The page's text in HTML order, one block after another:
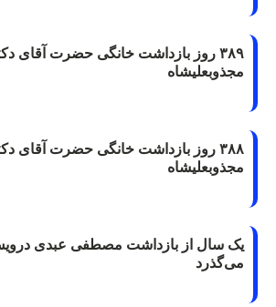
۳۸۹ روز بازداشت خانگی حضرت آقای
مجذوبعلیشاه
۳۸۸ روز بازداشت خانگی حضرت آقای
مجذوبعلیشاه
یک سال از بازداشت مصطفی عبدی
می‌گذرد